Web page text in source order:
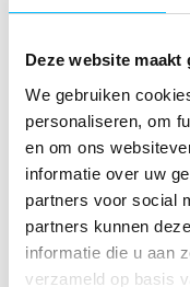
Deze website
We gebruiken
personaliseren, om
en om ons
informatie over uw
partners voor social
partners kunnen
informatie die u aan
verzameld op basis
Aantal
*Gratis verzending
Kies